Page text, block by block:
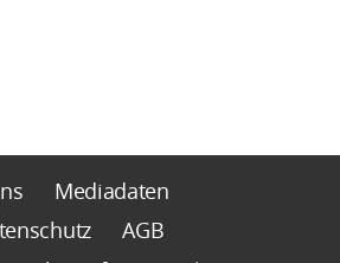
Mediadaten
AGB